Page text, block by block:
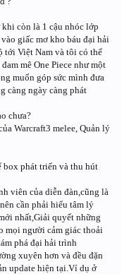
còn là 1 cậu nhóc lớp
giấc mơ kho báu đại hải
tới Việt Nam và tôi có thể
mê One Piece như một
muốn góp sức mình đưa
càng ngày càng phát
chưa?
Warcraft3 melee, Quản lý
box phát triển và thu hút
viên của diễn đàn,cũng là
cần phải hiểu tâm lý
nhất,Giải quyết những
mọi người cảm giác thoải
phá đại hải trình
xuyên hơn và đều đặn
update hiện tại.Ví dụ ở